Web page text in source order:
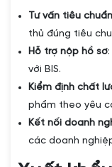
Tư vấn tiêu
thủ đúng tiêu
Hỗ trợ nộp hồ sơ
với BIS.
Kiểm định chất
phẩm theo yêu
Kết nối doanh
các doanh